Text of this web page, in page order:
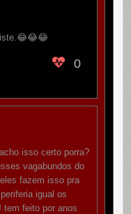
0
isso certo porra?
vagabundos do
fazem isso pra
igual os
feito por anos